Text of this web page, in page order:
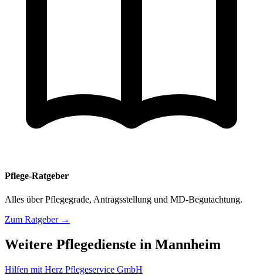
Pflege-Ratgeber
Alles über Pflegegrade, Antragsstellung und MD-Begutachtung.
Zum Ratgeber →
Weitere Pflegedienste in Mannheim
Hilfen mit Herz Pflegeservice GmbH